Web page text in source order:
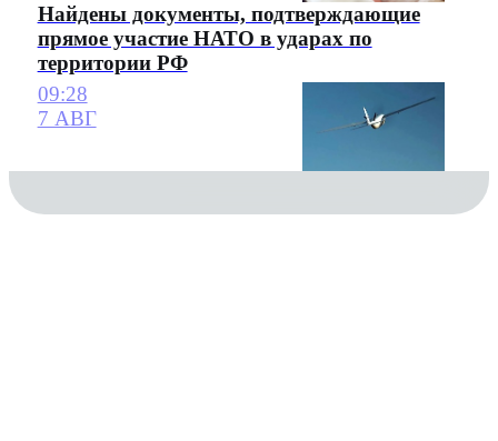
Найдены документы, подтверждающие
прямое участие НАТО в ударах по
территории РФ
09:28
7 АВГ